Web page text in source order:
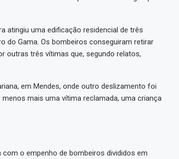
atingiu uma edificação residencial de três
do Gama. Os bombeiros conseguiram retirar
outras três vítimas que, segundo relatos,
em Mendes, onde outro deslizamento foi
mais uma vítima reclamada, uma criança
o empenho de bombeiros divididos em